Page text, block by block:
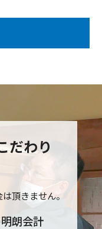
だわり
頂きません。
朗会計